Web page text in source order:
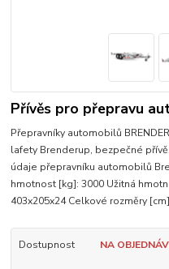
Přívěs pro přepravu
Přepravníky automobilů
lafety Brenderup, bezpečné
údaje přepravníku automobilů
hmotnost [kg]: 3000 Užitná
403x205x24 Celkové rozměry
Dostupnost NA